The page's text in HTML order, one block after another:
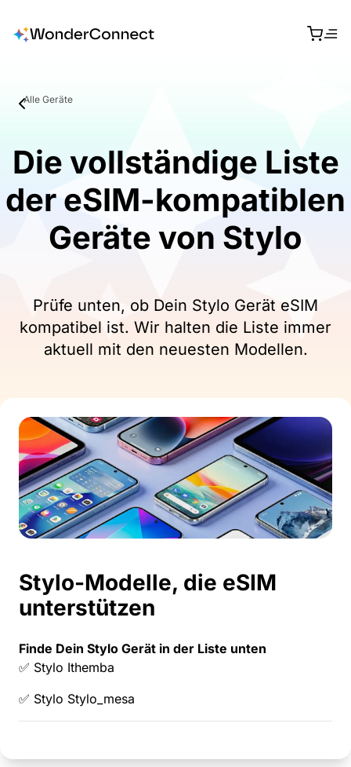
Alle Geräte
Die vollständige Liste
der eSIM-kompatiblen
Geräte von Stylo
Prüfe unten, ob Dein Stylo Gerät eSIM
kompatibel ist. Wir halten die Liste immer
aktuell mit den neuesten Modellen.
Stylo-Modelle, die eSIM
unterstützen
Finde Dein Stylo Gerät in der Liste unten
✅ Stylo Ithemba
✅ Stylo Stylo_mesa